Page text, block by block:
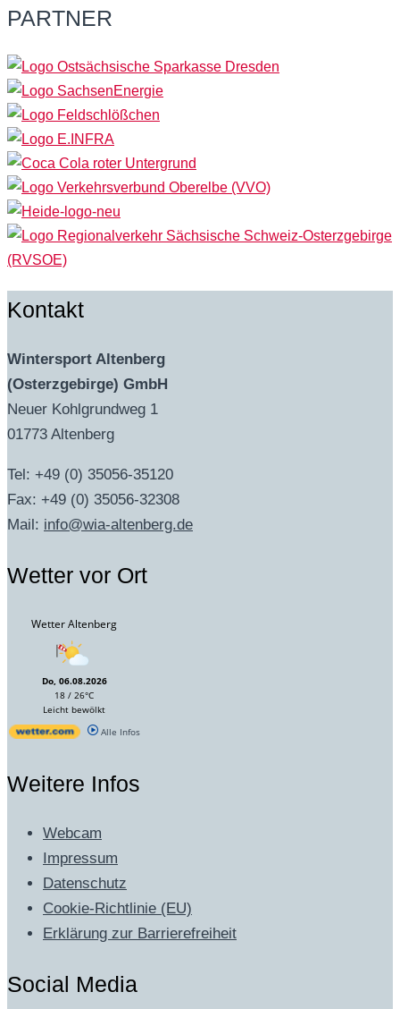
PARTNER
Kontakt
Wintersport Altenberg
(Osterzgebirge) GmbH
Neuer Kohlgrundweg 1
01773 Altenberg
Tel: +49 (0) 35056-35120
Fax: +49 (0) 35056-32308
Mail: info@wia-altenberg.de
Wetter vor Ort
Wetter Altenberg
Do, 06.08.2026
18 / 26°C
Leicht bewölkt
Alle Infos
Weitere Infos
Webcam
Impressum
Datenschutz
Cookie-Richtlinie (EU)
Erklärung zur Barrierefreiheit
Social Media